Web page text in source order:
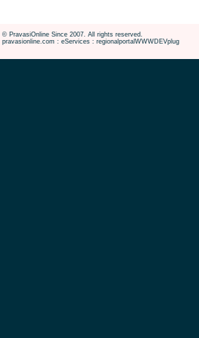
© PravasiOnline Since 2007. All rights reserved.
pravasionline.com : eServices : regionalportalWWWDEVplug